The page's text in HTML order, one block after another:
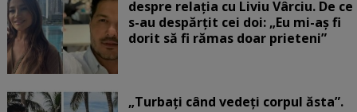
despre relația cu Liviu Vârciu. De ce
s-au despărțit cei doi: „Eu mi-aș fi
dorit să fi rămas doar prieteni”
„Turbați când vedeți corpul ăsta”.